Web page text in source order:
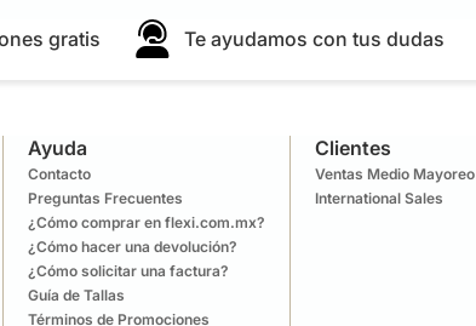
gratis Te ayudamos con tus dudas
Ayuda
Contacto
Preguntas Frecuentes
¿Cómo comprar en flexi.com.mx?
¿Cómo hacer una devolución?
¿Cómo solicitar una factura?
Guía de Tallas
Términos de Promociones
Clientes
Ventas Medio Mayoreo
International Sales